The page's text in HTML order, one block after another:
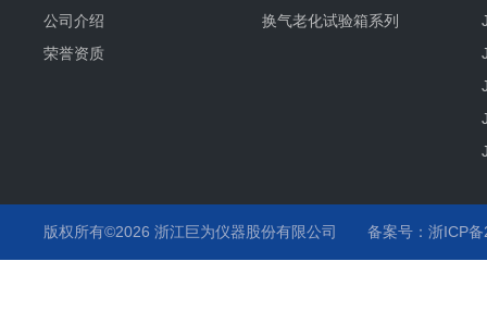
公司介绍
荣誉资质
换气老化试验箱系列
版权所有©2026 浙江巨为仪器股份有限公司 备案号：浙ICP